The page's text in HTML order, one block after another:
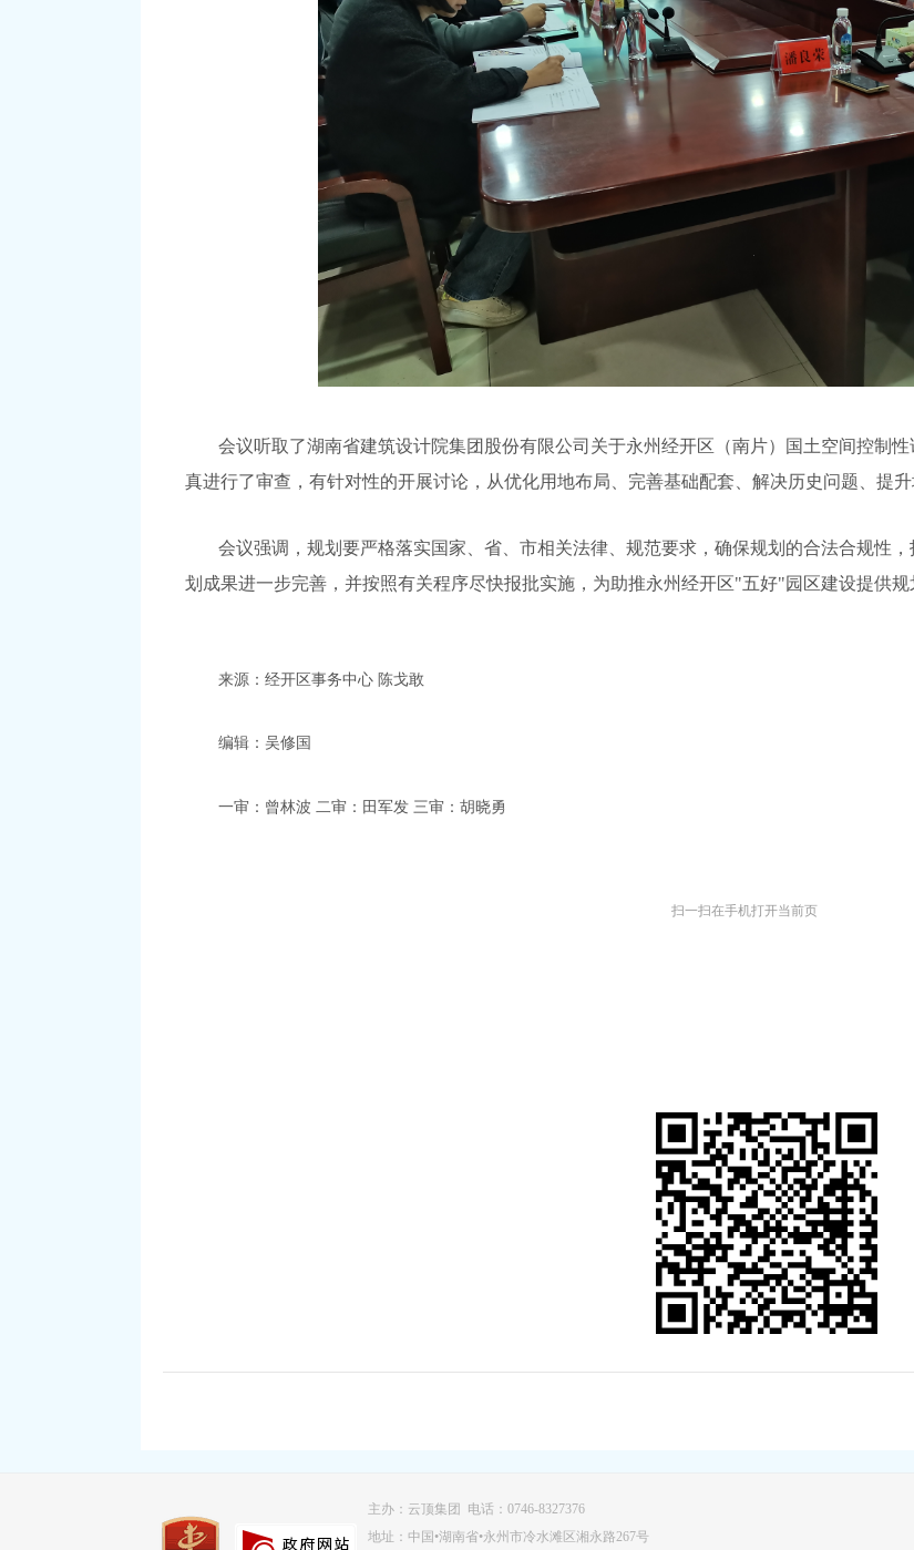
会议听取了湖南省建筑设计院集团股份有限公司关于永州经开区（南片）国土空间控制
真进行了审查，有针对性的开展讨论，从优化用地布局、完善基础配套、解决历史问题、提
会议强调，规划要严格落实国家、省、市相关法律、规范要求，确保规划的合法合规性
划成果进一步完善，并按照有关程序尽快报批实施，为助推永州经开区"五好"园区建设提供规
来源： 经开区事务中心 陈戈敢
编辑：吴修国
一审：曾林波 二审：田军发 三审：胡晓勇
扫一扫在手机打开当前页
主办：云顶集团 电话：0746-8327376
地址：中国•湖南省•永州市冷水滩区湘永路267号